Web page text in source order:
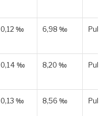
0,12 ‰ 6,98 ‰
0,14 ‰ 8,20 ‰
0,13 ‰ 8,56 ‰